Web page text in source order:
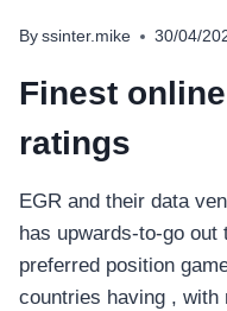
By ssinter.mike 30/04/
Finest
ratings
EGR and their data
has upwards-to-go
preferred position
countries having , with